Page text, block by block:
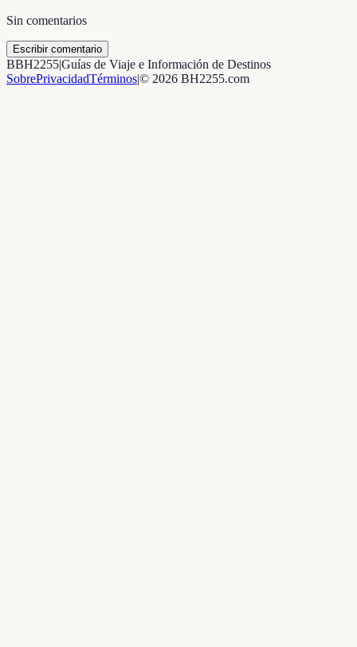
Sin comentarios
Escribir comentario
BBH2255|Guías de Viaje e Información de Destinos
SobrePrivacidadTérminos|© 2026 BH2255.com